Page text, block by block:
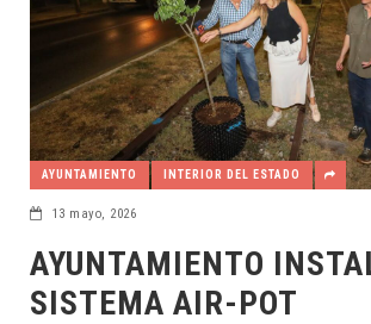
AYUNTAMIENTO INTERIOR DEL ESTADO
13 mayo, 2026
AYUNTAMIENTO
SISTEMA AIR-POT